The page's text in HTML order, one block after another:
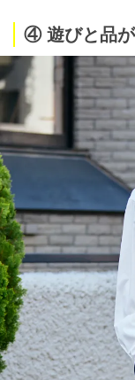
④ 遊びと品が